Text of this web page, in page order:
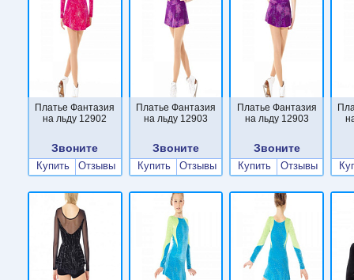
Платье Фантазия
на льду 12902
Звоните
Купить Отзывы
Платье Фантазия
на льду 12903
Звоните
Купить Отзывы
Платье Фантазия
на льду 12903
Звоните
Купить Отзывы